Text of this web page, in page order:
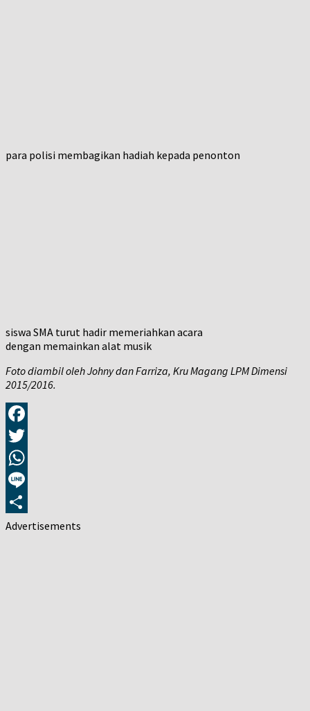
para polisi membagikan hadiah kepada penonton
siswa SMA turut hadir memeriahkan acara
dengan memainkan alat musik
Foto diambil oleh Johny dan Farriza, Kru Magang LPM Dimensi
2015/2016.
Facebook
Twitter
WhatsApp
Line
Share
Advertisements